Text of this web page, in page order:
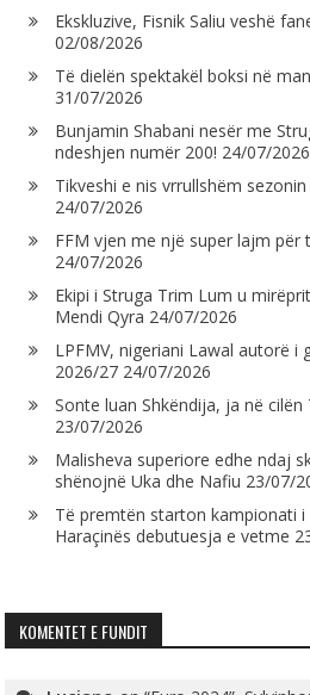
Ekskluzive, Fisnik Saliu veshë
02/08/2026
Të dielën spektakël boksi në
31/07/2026
Bunjamin Shabani nesër me
ndeshjen numër 200! 24/07/2026
Tikveshi e nis vrrullshëm
24/07/2026
FFM vjen me një super lajm për
24/07/2026
Ekipi i Struga Trim Lum u
Mendi Qyra 24/07/2026
LPFMV, nigeriani Lawal autorë i
2026/27 24/07/2026
Sonte luan Shkëndija, ja në cilën
23/07/2026
Malisheva superiore edhe ndaj
shënojnë Uka dhe Nafiu 23/07/
Të premtën starton kampionati
Haraçinës debutuesja e vetme
KOMENTET E FUNDIT